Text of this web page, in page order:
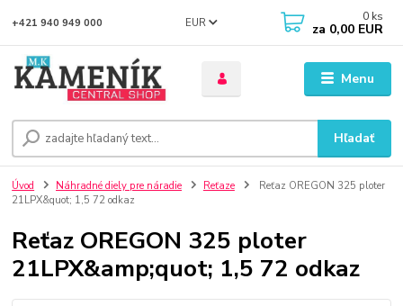
Menu
EUR
Hľadať
+421 940 949 000 0 ks
za 0,00 EUR
Úvod Náhradné diely pre náradie Reťaze
Reťaz OREGON 325 ploter
21LPX&quot; 1,5 72 odkaz
Reťaz OREGON 325 ploter
21LPX&amp;quot; 1,5 72 odkaz